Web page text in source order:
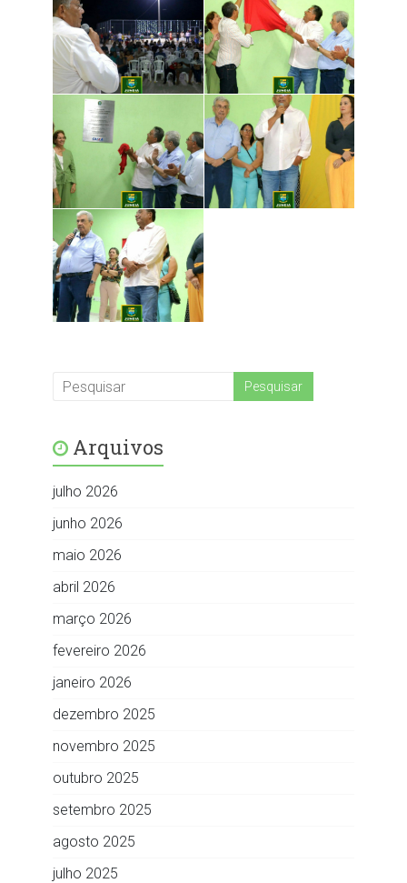
Arquivos
julho 2026
junho 2026
maio 2026
abril 2026
março 2026
fevereiro 2026
janeiro 2026
dezembro 2025
novembro 2025
outubro 2025
setembro 2025
agosto 2025
julho 2025